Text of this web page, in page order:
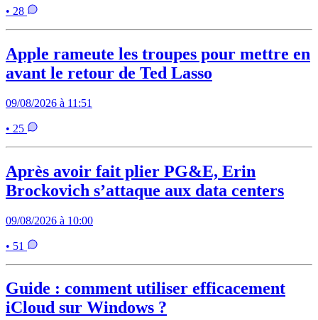
• 28
Apple rameute les troupes pour mettre en
avant le retour de Ted Lasso
09/08/2026 à 11:51
• 25
Après avoir fait plier PG&E, Erin
Brockovich s’attaque aux data centers
09/08/2026 à 10:00
• 51
Guide : comment utiliser efficacement
iCloud sur Windows ?